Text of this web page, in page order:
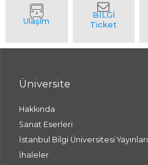
Üniversite
Hakkında
Sanat Eserleri
İstanbul Bilgi Üniversitesi Yayınları
İhaleler